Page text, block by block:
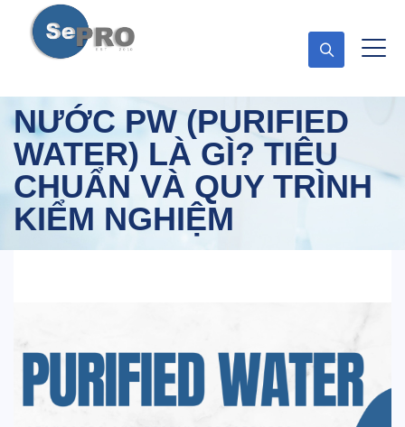
NƯỚC PW (PURIFIED
WATER) LÀ GÌ? TIÊU
CHUẨN VÀ QUY TRÌNH
KIỂM NGHIỆM